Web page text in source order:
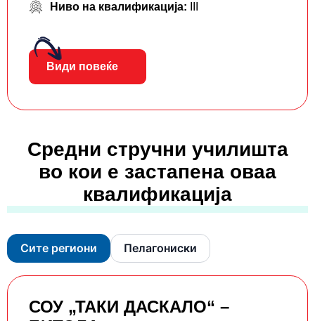
Ниво на квалификација:
Види повеќе
Средни стручни училишта
во кои е застапена оваа
квалификација
Сите региони Пелагониски
СОУ „ТАКИ ДАСКАЛО“ –